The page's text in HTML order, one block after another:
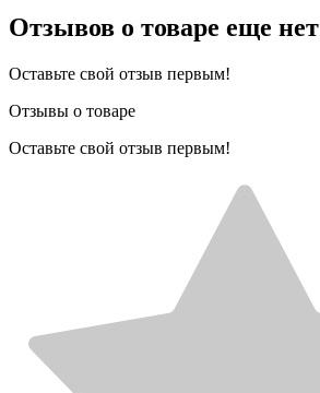
Отзывов о товаре еще нет
Оставьте свой отзыв первым!
Отзывы о товаре
Оставьте свой отзыв первым!